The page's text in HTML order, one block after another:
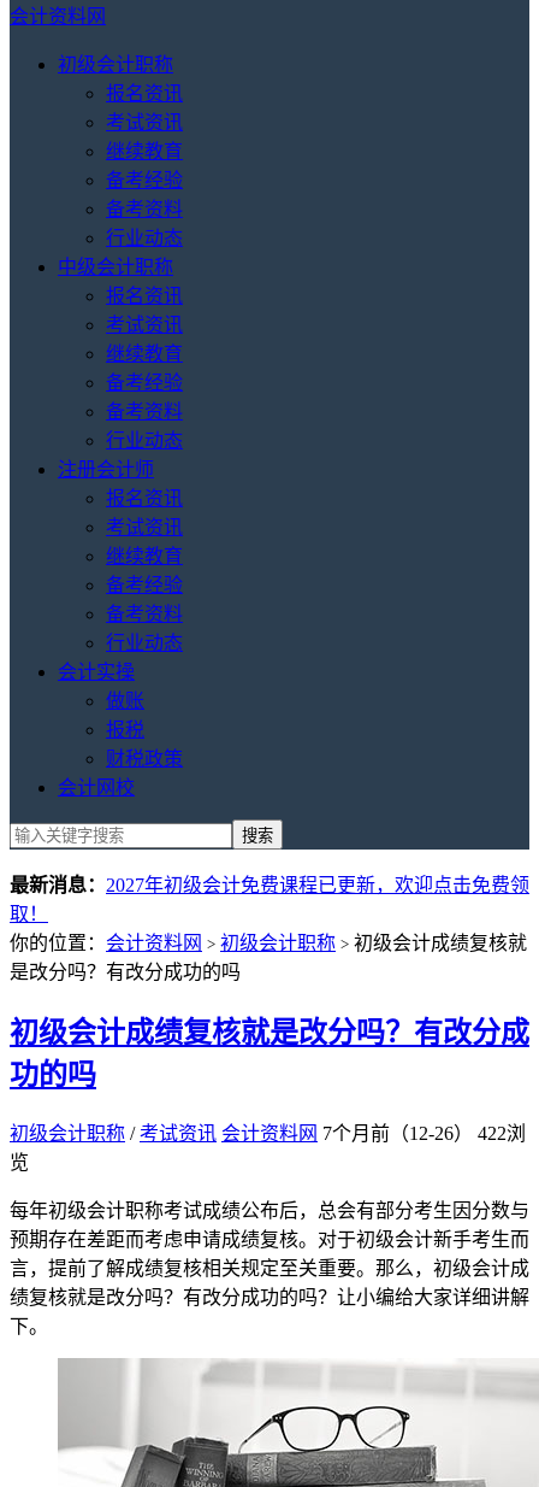
会计资料网
初级会计职称
报名资讯
考试资讯
继续教育
备考经验
备考资料
行业动态
中级会计职称
报名资讯
考试资讯
继续教育
备考经验
备考资料
行业动态
注册会计师
报名资讯
考试资讯
继续教育
备考经验
备考资料
行业动态
会计实操
做账
报税
财税政策
会计网校
最新消息： 2027年初级会计免费课程已更新，欢迎点击免费领
取！
你的位置： 会计资料网 > 初级会计职称 > 初级会计成绩复核就
是改分吗？有改分成功的吗
初级会计成绩复核就是改分吗？有改分成
功的吗
初级会计职称 /考试资讯 会计资料网 7个月前（12-26）
422浏
览
每年初级会计职称考试成绩公布后，总会有部分考生因分数与
预期存在差距而考虑申请成绩复核。对于初级会计新手考生而
言，提前了解成绩复核相关规定至关重要。那么，初级会计成
绩复核就是改分吗？有改分成功的吗？让小编给大家详细讲解
下。